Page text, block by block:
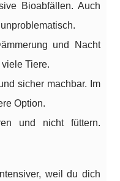
Bioabfällen. Auch
und Nacht
Tiere.
sicher machbar. Im
Option.
und nicht füttern.
weil du dich